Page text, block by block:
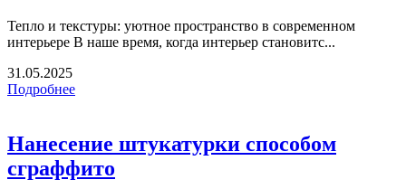
Тепло и текстуры: уютное пространство в современном
интерьере В наше время, когда интерьер становитс...
31.05.2025
Подробнее
Нанесение штукатурки способом
сграффито